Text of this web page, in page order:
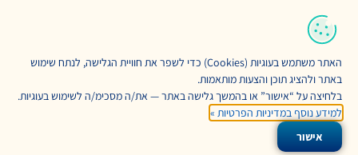
האתר משתמש בעוגיות (Cookies) כדי לשפר את חוויית הגלישה, לנתח שימוש
מותאמות.
או בהמשך גלישה באתר — את/ה מסכימ/ה לשימוש בעוגיות.
הפרטיות »